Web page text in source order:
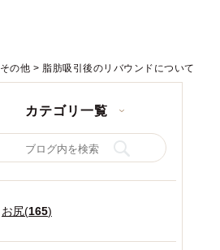
その他 > 脂肪吸引後のリバウンドについて
カテゴリ一覧
お尻(165)